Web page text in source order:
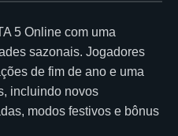
5 Online com uma
sazonais. Jogadores
de fim de ano e uma
incluindo novos
modos festivos e bônus